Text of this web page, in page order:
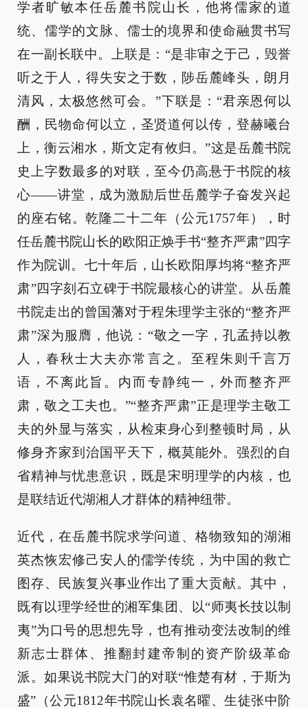
学者旷敏本任岳麓书院山长，他将儒家的道
统、儒学的文脉、儒士的境界和使命融贯书写
在一副长联中。上联是：“是非审之于己，毁誉
听之于人，得失安之于数，陟岳麓峰头，朗月
清风，太极悠然可会。”下联是：“君亲恩何以
酬，民物命何以立，圣贤道何以传，登赫曦台
上，衡云湘水，斯文定有攸归。”这是岳麓书院
史上字数最多的对联，至今仍高悬于书院的核
心——讲堂，成为激励后世岳麓学子奋发兴起
的座右铭。乾隆二十二年（公元1757年），时
任岳麓书院山长的欧阳正焕手书“整齐严肃”四字
作为院训。七十年后，山长欧阳厚均将“整齐严
肃”四字刻石立碑于书院最核心的讲堂。从岳麓
书院走出的曾国藩对于程朱理学主张的“整齐严
肃”深为服膺，他说：“敬之一字，孔孟持以教
人，春秋士大夫亦常言之。至程朱则千言万
语，不离此旨。内而专静纯一，外而整齐严
肃，敬之工夫也。”“整齐严肃”正是理学主敬工
夫的外显与落实，从检束身心到整顿时局，从
修身齐家到治国平天下，概莫能外。强烈的自
省精神与忧患意识，既是宋明理学的内核，也
是联结近代湖湘人才群体的精神纽带。
近代，在岳麓书院求学问道、格物致知的湖湘
英杰恢宏修己安人的儒学传统，为中国的救亡
图存、民族复兴事业作出了重大贡献。其中，
既有以理学经世的湘军集团、以“师夷长技以制
夷”为口号的思想先导，也有推动变法改制的维
新志士群体、推翻封建帝制的资产阶级革命
派。如果说书院大门的对联“惟楚有材，于斯为
盛”（公元1812年书院山长袁名曜、生徒张中阶